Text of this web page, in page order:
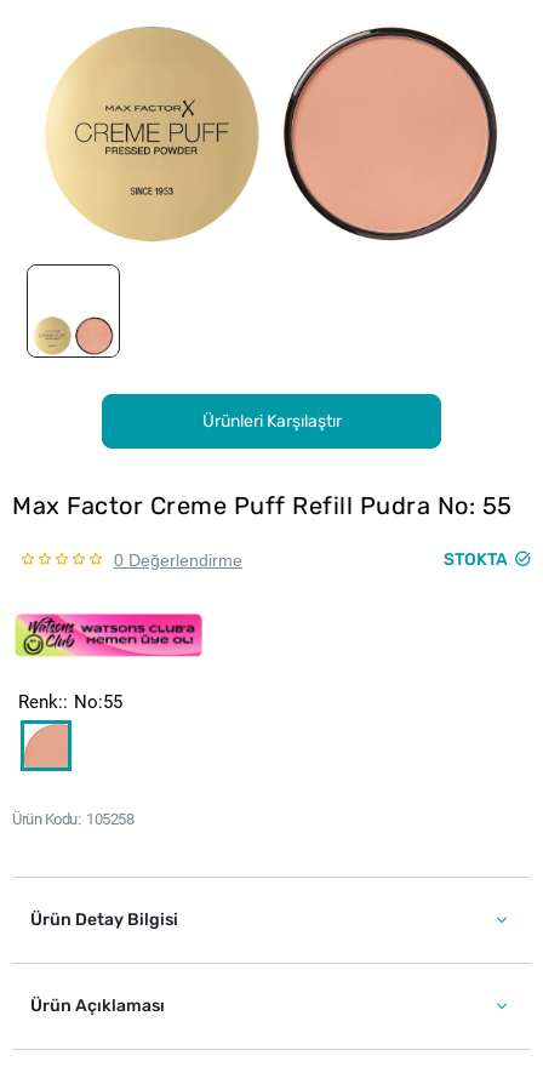
Ürünleri Karşılaştır
Max Factor Creme Puff Refill Pudra No: 55
0 Değerlendirme STOKTA
Ürün Kodu 105258
Renk: No:55
Ürün Detay Bilgisi
Ürün Açıklaması